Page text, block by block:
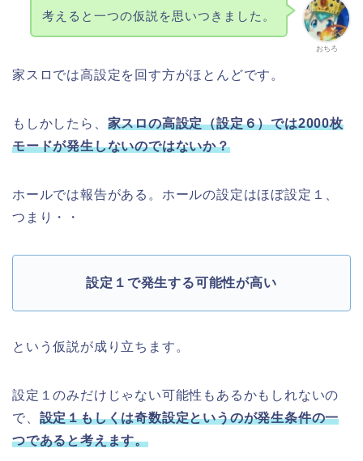
おちろ
考えると一つの仮説を思いつきました。
家スロでは高設定を回す方がほとんどです。
もしかしたら、 家スロの高設定（設定６）では2000枚
モードが発生しないのではないか？
ホールでは報告がある。ホールの設定はほぼ設定１、
つまり・・
設定１で発生する可能性が高い
という仮説が成り立ちます。
設定１のみだけじゃない可能性もあるかもしれないの
で、 設定１もしくは奇数設定というのが発生条件の一
つであると考えます。